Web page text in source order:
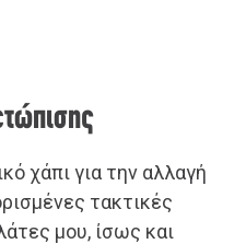
χάπι για την αλλαγή
τακτικές
μου, ίσως και